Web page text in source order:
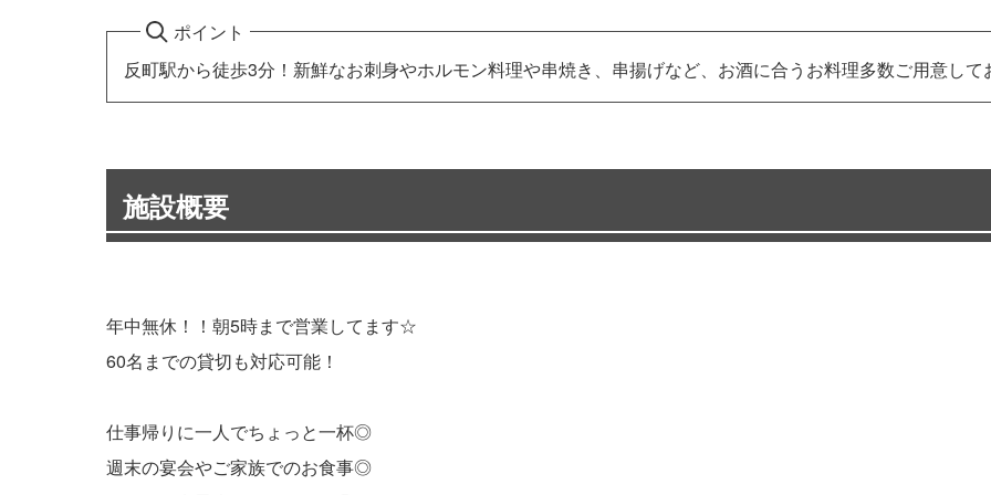
ポイント
反町駅から徒歩3分！新鮮なお刺身やホルモン料理や串焼き、串揚げなど、お酒に合うお料理多数ご用意し
施設概要
年中無休！！朝5時まで営業してます☆
60名までの貸切も対応可能！
仕事帰りに一人でちょっと一杯◎
週末の宴会やご家族でのお食事◎